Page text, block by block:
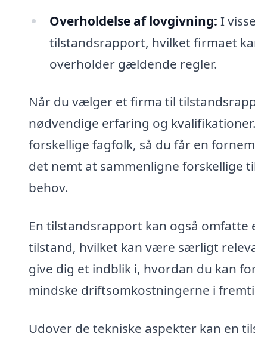
Overholdelse af lovgivning: I
tilstandsrapport, hvilket firmaet
overholder gældende regler.
Når du vælger et firma til
nødvendige erfaring og
forskellige fagfolk, så du får en
det nemt at sammenligne forskellige
behov.
En tilstandsrapport kan også
tilstand, hvilket kan være særligt
give dig et indblik i, hvordan du kan
mindske driftsomkostningerne i
Udover de tekniske aspekter kan en